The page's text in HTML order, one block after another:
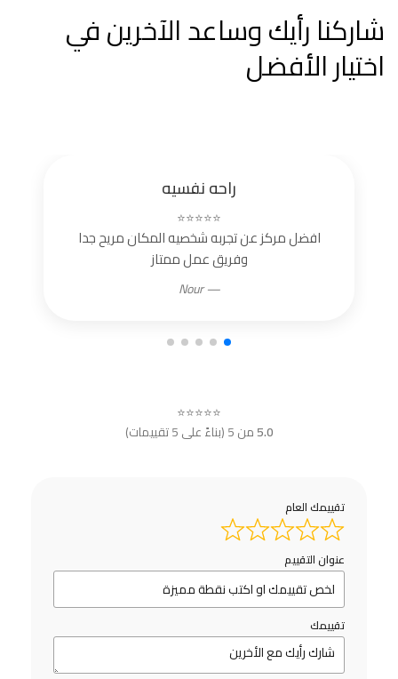
شاركنا رأيك وساعد الآخرين في
اختيار الأفضل
راحه نفسيه
⭐⭐⭐⭐⭐
افضل مركز عن تجربه شخصيه المكان مريح جدا
وفريق عمل ممتاز
— Nour
⭐⭐⭐⭐⭐
5.0من 5 (بناءً على 5 تقييمات)
تقييمك العام
عنوان التقييم
تقييمك